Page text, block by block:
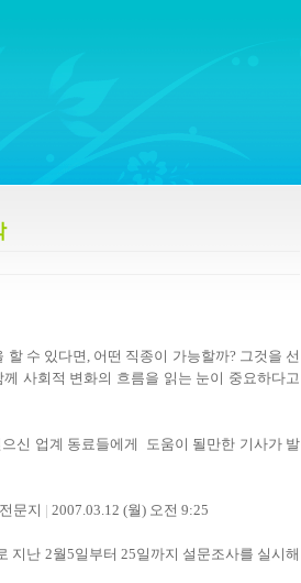
수 있다면, 어떤 직종이 가능할까? 그것을 선
사회적 변화의 흐름을 읽는 눈이 중요하다고
신 업계 동료들에게 도움이 될만한 기사가 발
문지 | 2007.03.12 (월) 오전 9:25
지난 2월5일부터 25일까지 설문조사를 실시해